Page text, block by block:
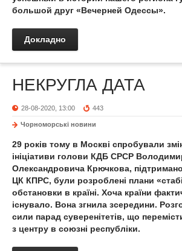
большой друг «Вечерней Одессы».
Докладно
НЕКРУГЛА ДАТА
28-08-2020, 13:00 443
Чорноморські новини
29 років тому в Москві спробували
ініціативи голови КДБ СРСР
Олександровича Крючкова,
ЦК КПРС, були розроблені плани
обстановки в країні. Хоча країни
існувало. Вона згнила зсередини.
сили парад суверенітетів, що
з центру в союзні республіки.